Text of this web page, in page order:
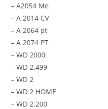
– A2054 Me
– A 2014 CV
– A 2064 pt
– A 2074 PT
– WD 2000
– WD 2.499
– WD 2
– WD 2 HOME
– WD 2.200